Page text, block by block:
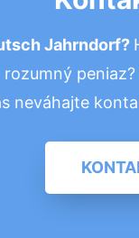
Jahrndorf?
neváhajte